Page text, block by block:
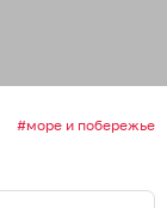
море и побережье